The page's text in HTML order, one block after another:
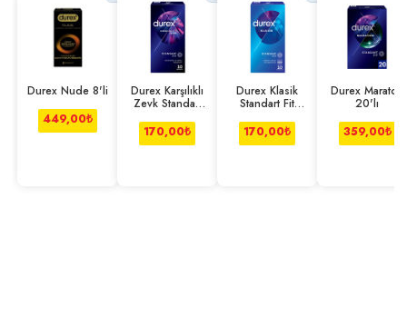
Durex Nude 8'li
449,00₺
Durex Karşılıklı
Zevk Standart
170,00₺
Durex Klasik
Standart Fit
170,00₺
Durex Maraton
20'lı
359,00₺